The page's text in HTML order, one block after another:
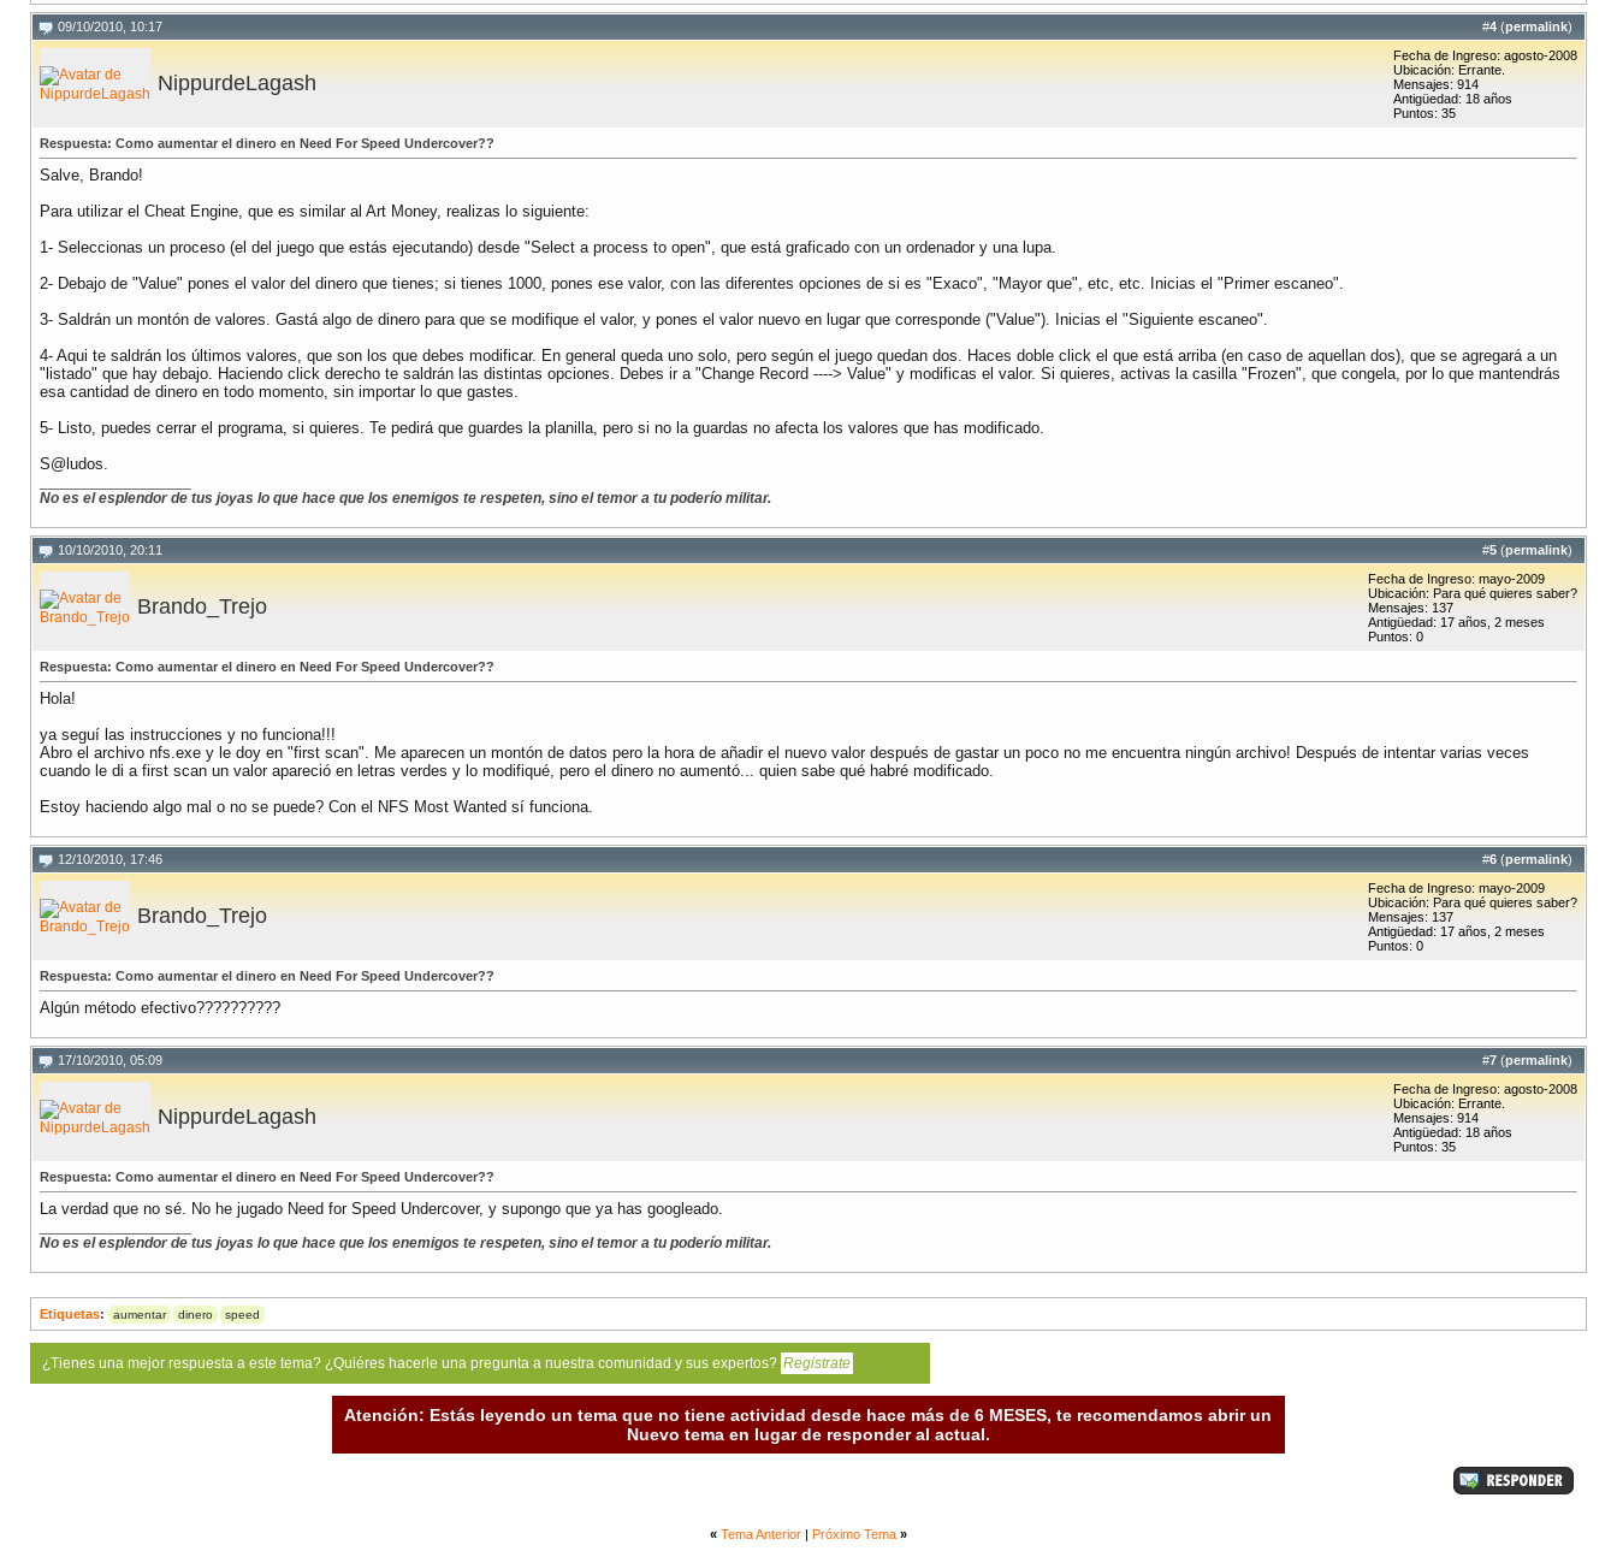
#4 (permalink)
09/10/2010, 10:17
NippurdeLagash
Fecha de Ingreso: agosto-2008
Ubicación: Errante.
Mensajes: 914
Antigüedad: 18 años
Puntos: 35
Respuesta: Como aumentar el dinero en Need For Speed Undercover??
Salve, Brando!
Para utilizar el Cheat Engine, que es similar al Art Money, realizas lo siguiente:
1- Seleccionas un proceso (el del juego que estás ejecutando) desde "Select a process to open", que está graficado con un ordenador y una lupa.
2- Debajo de "Value" pones el valor del dinero que tienes; si tienes 1000, pones ese valor, con las diferentes opciones de si es "Exaco", "Mayor que", etc, etc. Inicias el "Primer escaneo".
3- Saldrán un montón de valores. Gastá algo de dinero para que se modifique el valor, y pones el valor nuevo en lugar que corresponde ("Value"). Inicias el "Siguiente escaneo".
4- Aqui te saldrán los últimos valores, que son los que debes modificar. En general queda uno solo, pero según el juego quedan dos. Haces doble click el que está arriba (en caso de aquellan dos), que se agregará a un
"listado" que hay debajo. Haciendo click derecho te saldrán las distintas opciones. Debes ir a "Change Record ----> Value" y modificas el valor. Si quieres, activas la casilla "Frozen", que congela, por lo que mantendrás
esa cantidad de dinero en todo momento, sin importar lo que gastes.
5- Listo, puedes cerrar el programa, si quieres. Te pedirá que guardes la planilla, pero si no la guardas no afecta los valores que has modificado.
S@ludos.
No es el esplendor de tus joyas lo que hace que los enemigos te respeten, sino el temor a tu poderío militar.
#5 (permalink)
10/10/2010, 20:11
Brando_Trejo
Fecha de Ingreso: mayo-2009
Ubicación: Para qué quieres saber?
Mensajes: 137
Antigüedad: 17 años, 2 meses
Puntos: 0
Respuesta: Como aumentar el dinero en Need For Speed Undercover??
Hola!
ya seguí las instrucciones y no funciona!!!
Abro el archivo nfs.exe y le doy en "first scan". Me aparecen un montón de datos pero la hora de añadir el nuevo valor después de gastar un poco no me encuentra ningún archivo! Después de intentar varias veces
cuando le di a first scan un valor apareció en letras verdes y lo modifiqué, pero el dinero no aumentó... quien sabe qué habré modificado.
Estoy haciendo algo mal o no se puede? Con el NFS Most Wanted sí funciona.
#6 (permalink)
12/10/2010, 17:46
Brando_Trejo
Fecha de Ingreso: mayo-2009
Ubicación: Para qué quieres saber?
Mensajes: 137
Antigüedad: 17 años, 2 meses
Puntos: 0
Respuesta: Como aumentar el dinero en Need For Speed Undercover??
Algún método efectivo??????????
#7 (permalink)
17/10/2010, 05:09
NippurdeLagash
Fecha de Ingreso: agosto-2008
Ubicación: Errante.
Mensajes: 914
Antigüedad: 18 años
Puntos: 35
Respuesta: Como aumentar el dinero en Need For Speed Undercover??
La verdad que no sé. No he jugado Need for Speed Undercover, y supongo que ya has googleado.
No es el esplendor de tus joyas lo que hace que los enemigos te respeten, sino el temor a tu poderío militar.
Etiquetas: aumentar dinero speed
¿Tienes una mejor respuesta a este tema? ¿Quiéres hacerle una pregunta a nuestra comunidad y sus expertos? Registrate
Atención: Estás leyendo un tema que no tiene actividad desde hace más de 6 MESES, te recomendamos abrir un
Nuevo tema en lugar de responder al actual.
« Tema Anterior Próximo Tema »